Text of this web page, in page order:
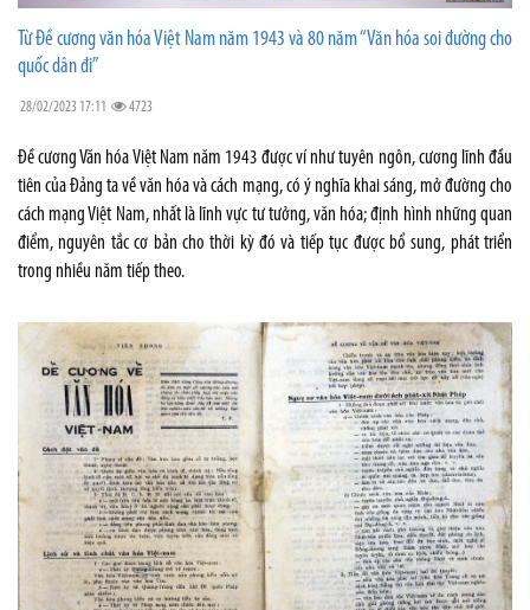
Từ Đề cương văn hóa Việt Nam năm 1943 và 80 năm “Văn hóa soi đường cho
quốc dân đi”
28/02/2023 17:11 4723
Đề cương Văn hóa Việt Nam năm 1943 được ví như tuyên ngôn, cương lĩnh đầu
tiên của Đảng ta về văn hóa và cách mạng, có ý nghĩa khai sáng, mở đường cho
cách mạng Việt Nam, nhất là lĩnh vực tư tưởng, văn hóa; định hình những quan
điểm, nguyên tắc cơ bản cho thời kỳ đó và tiếp tục được bổ sung, phát triển
trong nhiều năm tiếp theo.